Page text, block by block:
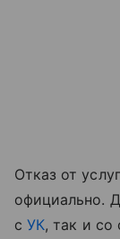
Отказ от
официально.
сУК, так и со